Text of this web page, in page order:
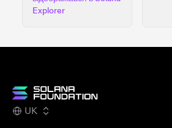
Explorer
UK